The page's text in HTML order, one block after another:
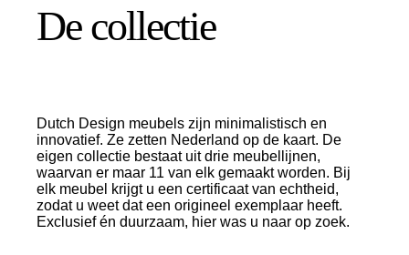
De collectie
Dutch Design meubels zijn minimalistisch en
innovatief. Ze zetten Nederland op de kaart. De
eigen collectie bestaat uit drie meubellijnen,
waarvan er maar 11 van elk gemaakt worden. Bij
elk meubel krijgt u een certificaat van echtheid,
zodat u weet dat een origineel exemplaar heeft.
Exclusief én duurzaam, hier was u naar op zoek.